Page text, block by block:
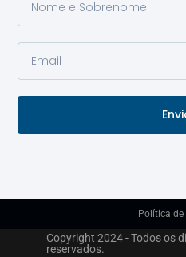
Política de
Copyright 2024 - Todos os
reservados.